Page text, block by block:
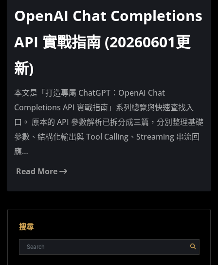
OpenAI Chat Completions
API 實戰指南 (20260601更
新)
本文是「打造專屬 ChatGPT：OpenAI Chat
Completions API 實戰指南」系列總覽與快速查找入
口。 原本的 API 參數解析已拆分成三篇，分別整理基礎
參數、結構化輸出與 Tool Calling、Streaming 串流回
應…
Read More
搜尋